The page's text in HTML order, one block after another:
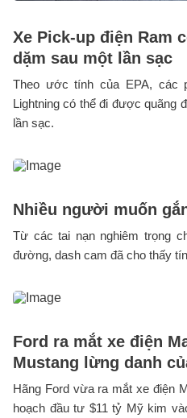
Xe Pick-up điện Ram
dặm sau một lần sạc
Theo ước tính của EPA, các
Lightning có thể đi được quãng
lần sạc.
Nhiều người muốn
Từ các tai nạn nghiêm trọng
đường, dash cam đã cho thấy
Ford ra mắt xe điện
Mustang lừng danh
Hãng Ford vừa ra mắt xe điện
hoạch đầu tư $11 tỷ Mỹ kim